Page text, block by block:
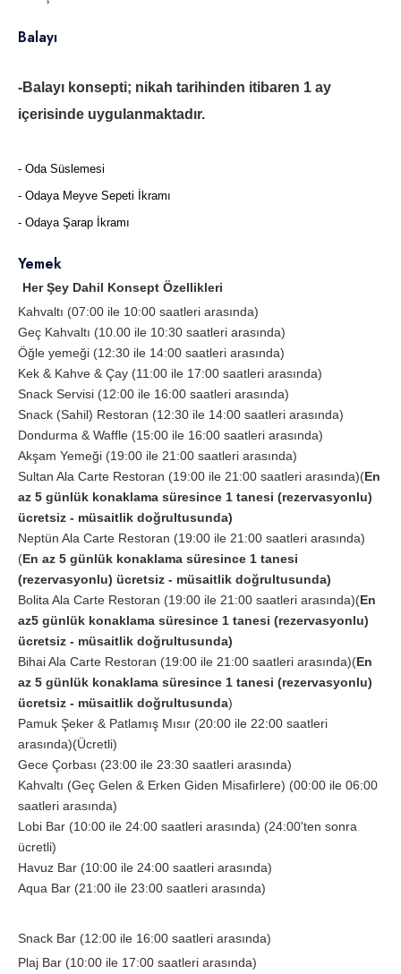
Balayı
-Balayı konsepti; nikah tarihinden itibaren 1 ay
içerisinde uygulanmaktadır.
- Oda Süslemesi
- Odaya Meyve Sepeti İkramı
- Odaya Şarap İkramı
Yemek
Her Şey Dahil Konsept Özellikleri
Kahvaltı (07:00 ile 10:00 saatleri arasında)
Geç Kahvaltı (10.00 ile 10:30 saatleri arasında)
Öğle yemeği (12:30 ile 14:00 saatleri arasında)
Kek & Kahve & Çay (11:00 ile 17:00 saatleri arasında)
Snack Servisi (12:00 ile 16:00 saatleri arasında)
Snack (Sahil) Restoran (12:30 ile 14:00 saatleri arasında)
Dondurma & Waffle (15:00 ile 16:00 saatleri arasında)
Akşam Yemeği (19:00 ile 21:00 saatleri arasında)
Sultan Ala Carte Restoran (19:00 ile 21:00 saatleri arasında)(En
az 5 günlük konaklama süresince 1 tanesi (rezervasyonlu)
ücretsiz - müsaitlik doğrultusunda)
Neptün Ala Carte Restoran (19:00 ile 21:00 saatleri arasında)
(En az 5 günlük konaklama süresince 1 tanesi
(rezervasyonlu) ücretsiz - müsaitlik doğrultusunda)
Bolita Ala Carte Restoran (19:00 ile 21:00 saatleri arasında)(En
az5 günlük konaklama süresince 1 tanesi (rezervasyonlu)
ücretsiz - müsaitlik doğrultusunda)
Bihai Ala Carte Restoran (19:00 ile 21:00 saatleri arasında)(En
az 5 günlük konaklama süresince 1 tanesi (rezervasyonlu)
ücretsiz - müsaitlik doğrultusunda)
Pamuk Şeker & Patlamış Mısır (20:00 ile 22:00 saatleri
arasında)(Ücretli)
Gece Çorbası (23:00 ile 23:30 saatleri arasında)
Kahvaltı (Geç Gelen & Erken Giden Misafirlere) (00:00 ile 06:00
saatleri arasında)
Lobi Bar (10:00 ile 24:00 saatleri arasında) (24:00'ten sonra
ücretli)
Havuz Bar (10:00 ile 24:00 saatleri arasında)
Aqua Bar (21:00 ile 23:00 saatleri arasında)
Snack Bar (12:00 ile 16:00 saatleri arasında)
Plaj Bar (10:00 ile 17:00 saatleri arasında)